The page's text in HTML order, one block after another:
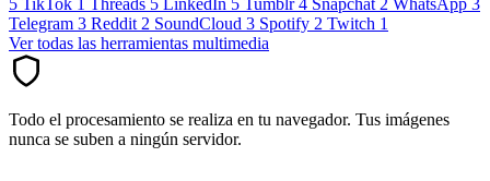
Telegram 3 Reddit 2 SoundCloud 3 Spotify 2 Twitch 1
Ver todas las herramientas multimedia
Todo el procesamiento se realiza en tu navegador. Tus imágenes
nunca se suben a ningún servidor.